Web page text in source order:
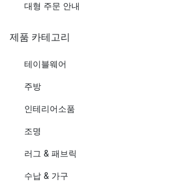
대형 주문 안내
제품 카테고리
테이블웨어
주방
인테리어소품
조명
러그 & 패브릭
수납 & 가구